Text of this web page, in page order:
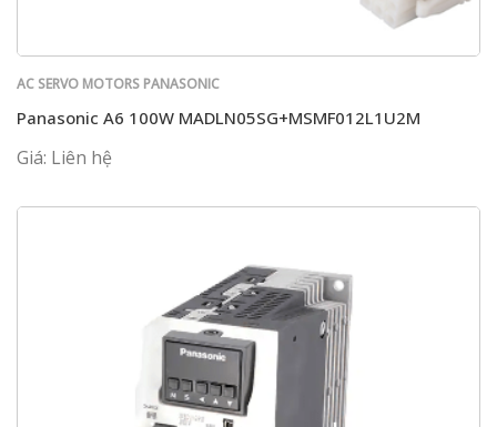
AC SERVO MOTORS PANASONIC
Panasonic A6 100W MADLN05SG+MSMF012L1U2M
Giá: Liên hệ